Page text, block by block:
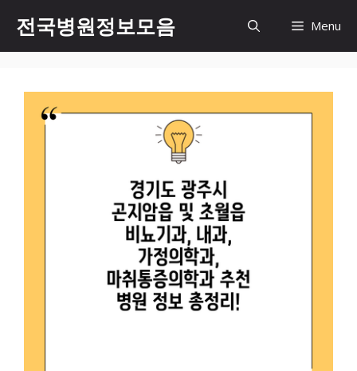
츠
전국병원정보모음 Menu